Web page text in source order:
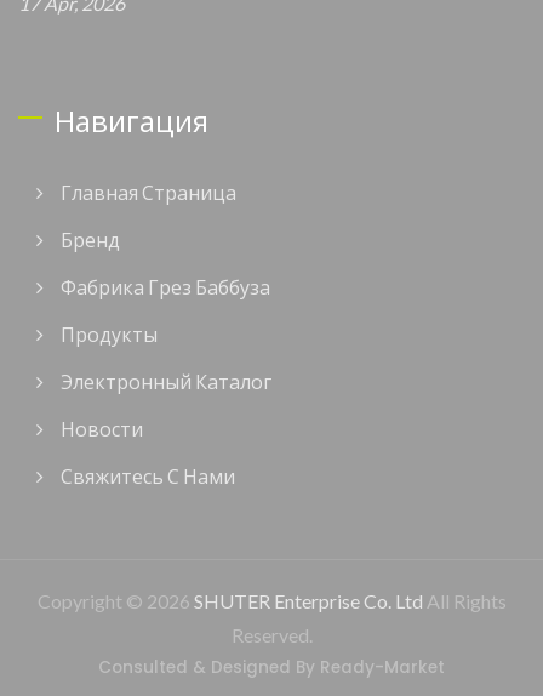
Навигация
Главная Страница
Бренд
Фабрика Грез Баббуза
Продукты
Электронный Каталог
Новости
Свяжитесь С Нами
Copyright © 2026 SHUTER Enterprise Co. Ltd All Rights
Reserved.
Consulted & Designed By Ready-Market